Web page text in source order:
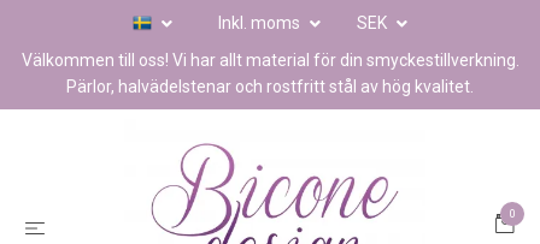
Inkl. moms
SEK
Välkommen till oss! Vi har allt material för din smyckestillverkning.
Pärlor, halvädelstenar och rostfritt stål av hög kvalitet.
0